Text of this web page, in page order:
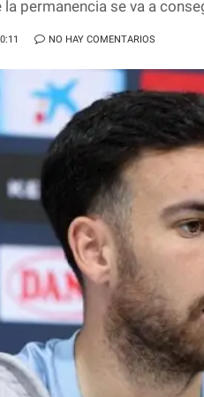
permanencia se va a
NO HAY COMENTARIOS